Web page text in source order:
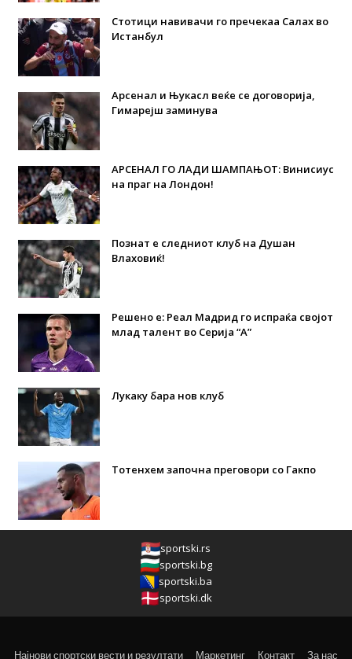
Стотици навивачи го пречекаа Салах во
Истанбул
Арсенал и Њукасл веќе се договорија,
Гимарејш заминува
АРСЕНАЛ ГО ЛАДИ ШАМПАЊОТ: Винисиус
на праг на Лондон!
Познат е следниот клуб на Душан
Влаховиќ!
Решено е: Реал Мадрид го испраќа својот
млад талент во Серија “А”
Лукаку бара нов клуб
Тотенхем започна преговори со Гакпо
sportski.rs
sportski.bg
sportski.ba
sportski.dk
Најнови спортски вести и резултати Маркетинг Контакт За нас